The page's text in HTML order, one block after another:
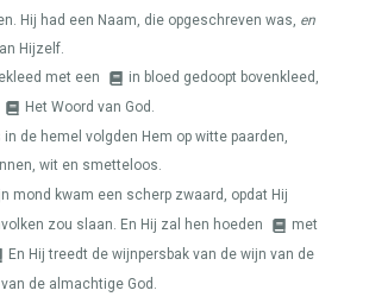
Hij had een Naam, die opgeschreven was, en
Hijzelf.
met een
in bloed gedoopt bovenkleed,
Het Woord van God.
in de hemel volgden Hem op witte paarden,
wit en smetteloos.
mond kwam een scherp zwaard, opdat Hij
zou slaan. En Hij zal hen hoeden
met
En Hij treedt de wijnpersbak van de wijn van de
van de almachtige God.